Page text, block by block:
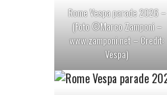
Rome Vespa parade 2026 –
(Foto ©Marco Zamponi –
www.zamponi.net – Credit:
Vespa)